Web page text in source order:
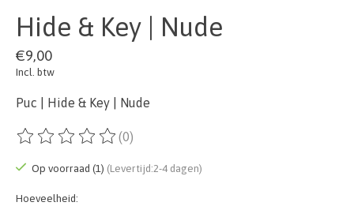
Hide & Key | Nude
€9,00
Incl. btw
Puc | Hide & Key | Nude
De beoordeling van dit product is
(0)
Op voorraad (1) (Levertijd:2-4 dagen)
Hoeveelheid: